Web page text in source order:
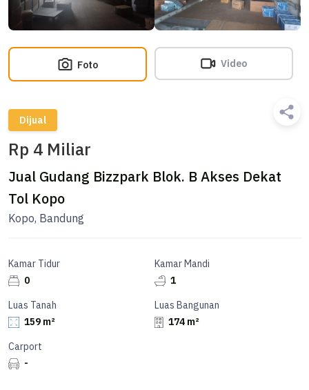
Foto Video
Dijual
Rp 4 Miliar
Jual Gudang Bizzpark Blok. B Akses Dekat
Tol Kopo
Kopo, Bandung
Kamar Tidur
0
Kamar Mandi
1
Luas Tanah
159 m²
Luas Bangunan
174 m²
Carport
-